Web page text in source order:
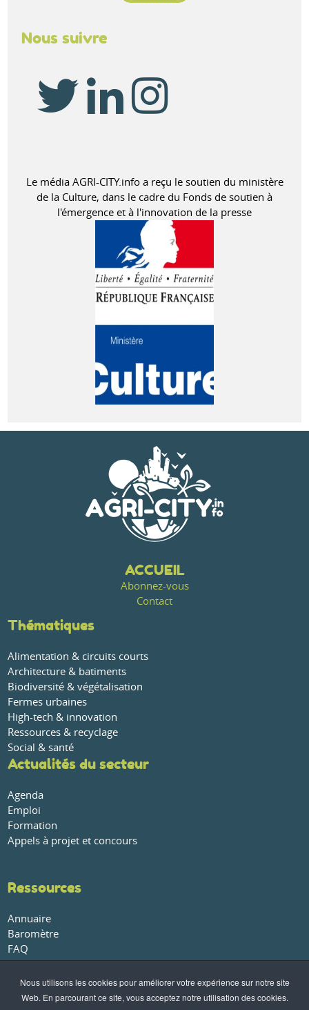
Nous suivre
Le média AGRI-CITY.info a reçu le soutien du ministère
de la Culture, dans le cadre du Fonds de soutien à
l'émergence et à l'innovation de la presse
ACCUEIL
Abonnez-vous
Contact
Thématiques
Alimentation & circuits courts
Architecture & batiments
Biodiversité & végétalisation
Fermes urbaines
High-tech & innovation
Ressources & recyclage
Social & santé
Actualités du secteur
Agenda
Emploi
Formation
Appels à projet et concours
Ressources
Annuaire
Baromètre
FAQ
Glossaire
Publications et rapports
Nous utilisons les cookies pour améliorer votre expérience sur notre site
Web. En parcourant ce site, vous acceptez notre utilisation des cookies.